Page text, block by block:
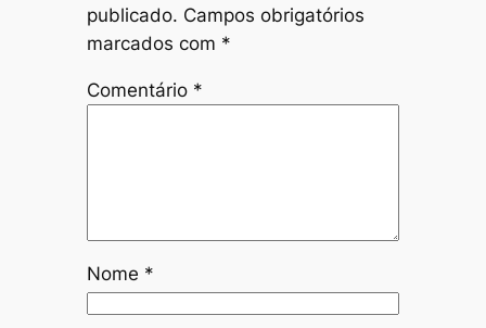
publicado. Campos obrigatórios
marcados com *
Comentário *
Nome *